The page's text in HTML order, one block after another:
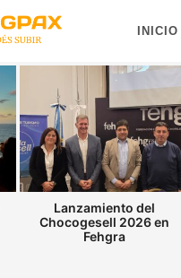
INICIO
Lanzamiento del
Chocogesell 2026 en
Fehgra